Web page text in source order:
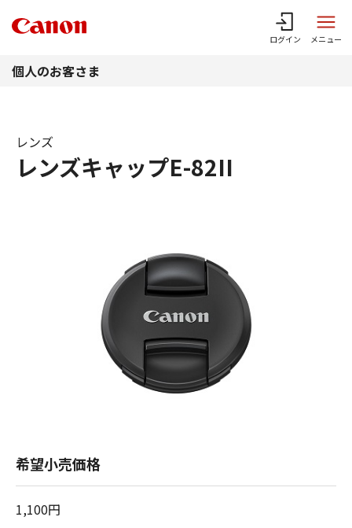
ログイン メニュー
個人のお客さま
レンズキャップE-82II
レンズ
希望小売価格
1,100円